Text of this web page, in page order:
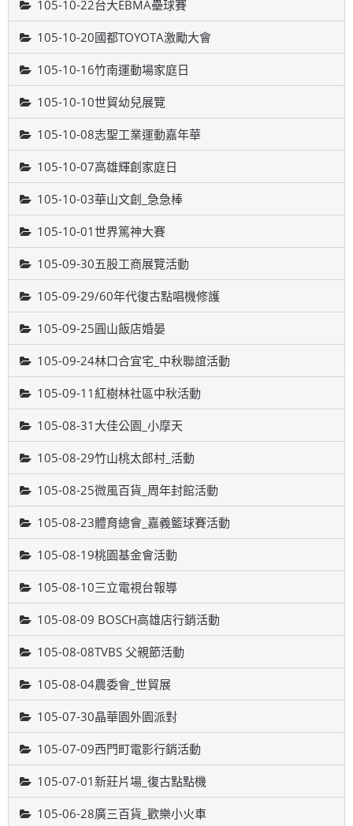
105-10-22台大EBMA壘球賽
105-10-20國都TOYOTA激勵大會
105-10-16竹南運動場家庭日
105-10-10世貿幼兒展覽
105-10-08志聖工業運動嘉年華
105-10-07高雄輝創家庭日
105-10-03華山文創_急急棒
105-10-01世界篤神大賽
105-09-30五股工商展覽活動
105-09-29/60年代復古點唱機修護
105-09-25圓山飯店婚晏
105-09-24林口合宜宅_中秋聯誼活動
105-09-11紅樹林社區中秋活動
105-08-31大佳公園_小摩天
105-08-29竹山桃太郎村_活動
105-08-25微風百貨_周年封館活動
105-08-23體育總會_嘉義籃球賽活動
105-08-19桃園基金會活動
105-08-10三立電視台報導
105-08-09 BOSCH高雄店行銷活動
105-08-08TVBS 父親節活動
105-08-04農委會_世貿展
105-07-30晶華園外園派對
105-07-09西門町電影行銷活動
105-07-01新莊片場_復古點點機
105-06-28廣三百貨_歡樂小火車